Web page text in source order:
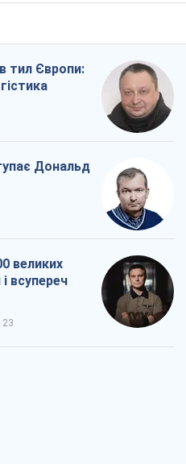
тил Європи:
Дональд
великих
всупереч